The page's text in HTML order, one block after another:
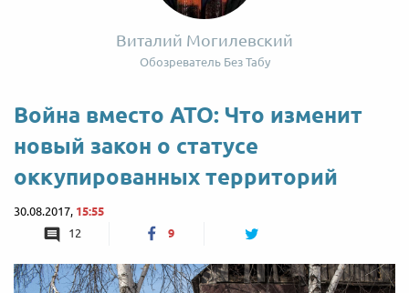
Виталий Могилевский
Обозреватель Без Табу
Война вместо АТО: Что изменит
новый закон о статусе
оккупированных территорий
30.08.2017, 15:55
12
9